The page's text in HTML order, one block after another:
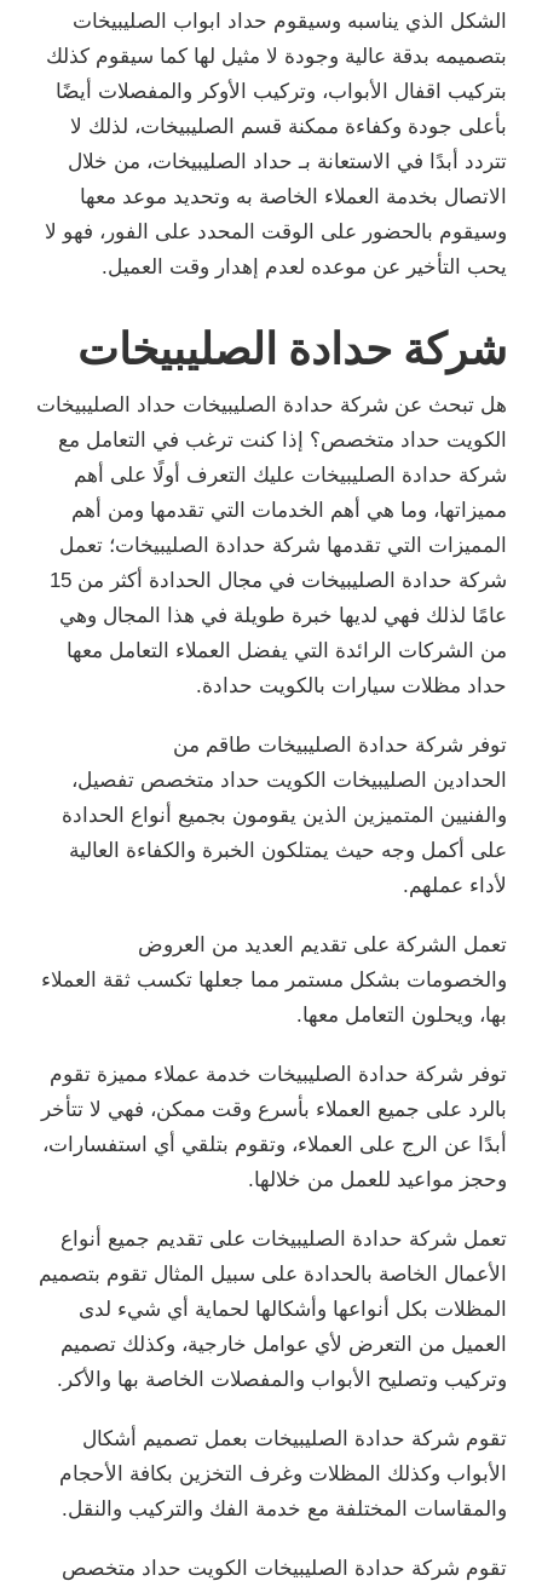
الشكل الذي يناسبه وسيقوم حداد ابواب الصليبيخات
بتصميمه بدقة عالية وجودة لا مثيل لها كما سيقوم كذلك
بتركيب اقفال الأبواب، وتركيب الأوكر والمفصلات أيضًا
بأعلى جودة وكفاءة ممكنة قسم الصليبيخات، لذلك لا
تتردد أبدًا في الاستعانة بـ حداد الصليبيخات، من خلال
الاتصال بخدمة العملاء الخاصة به وتحديد موعد معها
وسيقوم بالحضور على الوقت المحدد على الفور، فهو لا
يحب التأخير عن موعده لعدم إهدار وقت العميل.
شركة حدادة الصليبيخات
هل تبحث عن شركة حدادة الصليبيخات حداد الصليبيخات
الكويت حداد متخصص؟ إذا كنت ترغب في التعامل مع
شركة حدادة الصليبيخات عليك التعرف أولًا على أهم
مميزاتها، وما هي أهم الخدمات التي تقدمها ومن أهم
المميزات التي تقدمها شركة حدادة الصليبيخات؛ تعمل
شركة حدادة الصليبيخات في مجال الحدادة أكثر من 15
عامًا لذلك فهي لديها خبرة طويلة في هذا المجال وهي
من الشركات الرائدة التي يفضل العملاء التعامل معها
حداد مظلات سيارات بالكويت حدادة.
توفر شركة حدادة الصليبيخات طاقم من
الحدادين الصليبيخات الكويت حداد متخصص تفصيل،
والفنيين المتميزين الذين يقومون بجميع أنواع الحدادة
على أكمل وجه حيث يمتلكون الخبرة والكفاءة العالية
لأداء عملهم.
تعمل الشركة على تقديم العديد من العروض
والخصومات بشكل مستمر مما جعلها تكسب ثقة العملاء
بها، ويحلون التعامل معها.
توفر شركة حدادة الصليبيخات خدمة عملاء مميزة تقوم
بالرد على جميع العملاء بأسرع وقت ممكن، فهي لا تتأخر
أبدًا عن الرج على العملاء، وتقوم بتلقي أي استفسارات،
وحجز مواعيد للعمل من خلالها.
تعمل شركة حدادة الصليبيخات على تقديم جميع أنواع
الأعمال الخاصة بالحدادة على سبيل المثال تقوم بتصميم
المظلات بكل أنواعها وأشكالها لحماية أي شيء لدى
العميل من التعرض لأي عوامل خارجية، وكذلك تصميم
وتركيب وتصليح الأبواب والمفصلات الخاصة بها والأكر.
تقوم شركة حدادة الصليبيخات بعمل تصميم أشكال
الأبواب وكذلك المظلات وغرف التخزين بكافة الأحجام
والمقاسات المختلفة مع خدمة الفك والتركيب والنقل.
تقوم شركة حدادة الصليبيخات الكويت حداد متخصص